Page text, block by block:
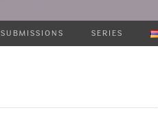
SUBMISSIONS SERIES